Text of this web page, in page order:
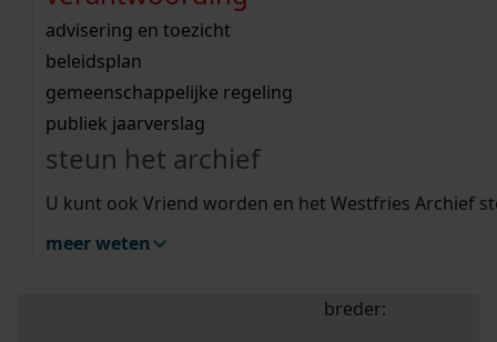
bouwvergunningen
omgevingsvergunningen
vergunningen
beeld en geluid
uitleg nodig?
Wij helpen u op weg met een aantal zoektips.
bekijk alle zoektips
Wij helpen u op weg met een aantal zoektips.
bekijk alle zoektips
bekijk ons geschiedenislokaal
advisering en toezicht
beleidsplan
gemeenschappelijke regeling
publiek jaarverslag
steun het archief
U kunt ook Vriend worden en het Westfries Archief
meer weten
zoektips
Mijn Studiezaal (inloggen)
uw zoekopdracht te
breder: